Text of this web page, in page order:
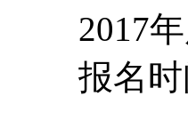
2017
报名